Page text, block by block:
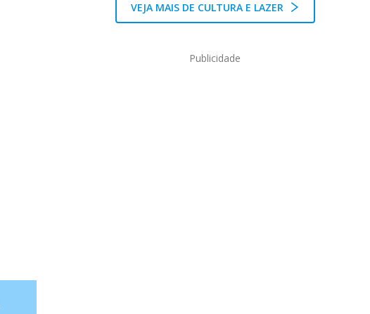
VEJA MAIS DE CULTURA E LAZER
Publicidade